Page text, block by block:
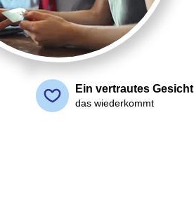
Ein vertrautes Gesicht
das wiederkommt